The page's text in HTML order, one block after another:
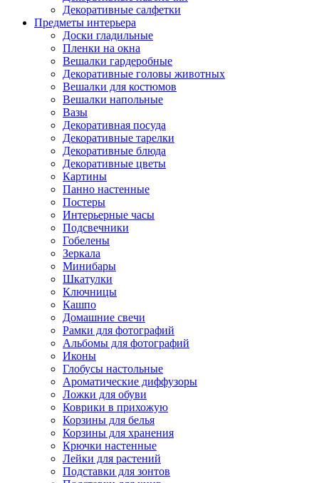
Декоративные салфетки
Предметы интерьера
Доски гладильные
Пленки на окна
Вешалки гардеробные
Декоративные головы животных
Вешалки для костюмов
Вешалки напольные
Вазы
Декоративная посуда
Декоративные тарелки
Декоративные блюда
Декоративные цветы
Картины
Панно настенные
Постеры
Интерьерные часы
Подсвечники
Гобелены
Зеркала
Минибары
Шкатулки
Ключницы
Кашпо
Домашние свечи
Рамки для фотографий
Альбомы для фотографий
Иконы
Глобусы настольные
Ароматические диффузоры
Ложки для обуви
Коврики в прихожую
Корзины для белья
Корзины для хранения
Крючки настенные
Лейки для растений
Подставки для зонтов